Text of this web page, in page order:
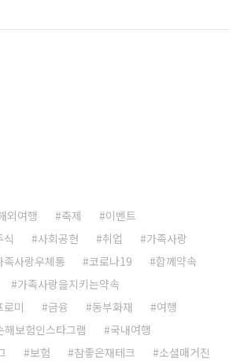
니다. 키덜트족은
외여행 축제
이벤트
식 사회공헌 취업
가족사랑
족사랑우체통 코로나19
함께약속
가족사랑을지키는약속
로미 금융 동부화재
여행
해보험인스타그램
국내여행
보험 참좋은재테크
소셜매거진